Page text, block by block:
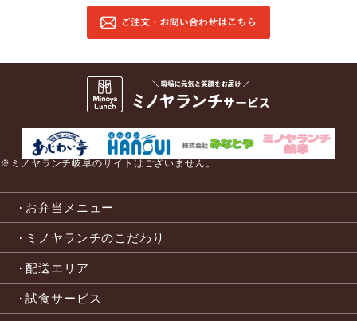
※ミノヤランチ岐阜のサイトはございません。
お弁当メニュー
ミノヤランチのこだわり
配送エリア
試食サービス